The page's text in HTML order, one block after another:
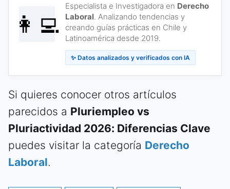
👩‍💻
Especialista e Investigadora en Derecho
Laboral. Analizando tendencias y
creando guías prácticas en Chile y
Latinoamérica desde 2019.
✨ Datos analizados y verificados con IA
Si quieres conocer otros artículos
parecidos a Pluriempleo vs
Pluriactividad 2026: Diferencias Clave
puedes visitar la categoría Derecho
Laboral.